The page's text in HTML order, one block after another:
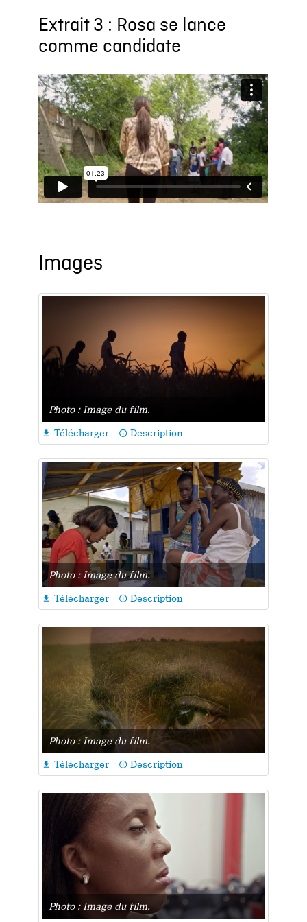
Extrait 3 : Rosa se lance
comme candidate
Images
Photo : Image du film.
 Télécharger info_outline Description
Photo : Image du film.
 Télécharger info_outline Description
Photo : Image du film.
 Télécharger info_outline Description
Photo : Image du film.